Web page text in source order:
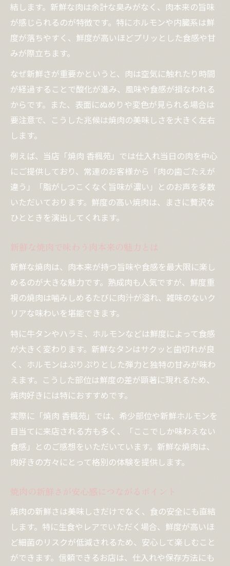
焼肉店でホルモンの鮮度を見抜く極意
曜日ごとの焼肉の仕入れ事情を解説
焼肉の新鮮さは曜日でどう変わる？
新鮮焼肉を楽しむなら仕入れ日をチェック
焼肉が新鮮な曜日とその理由を解説
曜日別に変わる焼肉の新鮮さの秘密
焼肉の新鮮さと仕入れサイクルに注目
新鮮な焼肉を選ぶためのポイント解説
焼肉店選びで重視すべき新鮮さの基準
新鮮焼肉を見抜くチェックリスト紹介
焼肉選びで押さえたい新鮮さのポイント
焼肉の新鮮さで安心して食事を楽しむ方法
新鮮焼肉を安全に味わうための心得
焼肉の新鮮さがもたらす安心ポイント
安全な新鮮焼肉を楽しむチェックポイント
食肉の仕入れと焼肉の安全性とは
焼肉の新鮮さを守る仕入れと管理の流れ
新鮮焼肉のための食肉仕入れの工夫とは
焼肉の安全性は新鮮な仕入れが決め手
食肉の新鮮さが焼肉の安全を左右する理由
焼肉の新鮮さと安全性の関係を解説
結します。新鮮な肉は余計な臭みがなく、肉本来の旨味
が感じられるのが特徴です。特にホルモンや内臓系は鮮
度が落ちやすく、鮮度が高いほどプリッとした食感や甘
みが際立ちます。
なぜ新鮮さが重要かというと、肉は空気に触れたり時間
が経過することで酸化が進み、風味や食感が損なわれる
からです。また、表面にぬめりや変色が見られる場合は
要注意で、こうした兆候は焼肉の美味しさを大きく左右
します。
例えば、当店「焼肉 香楓苑」では仕入れ当日の肉を中心
にご提供しており、常連のお客様から「肉の歯ごたえが
違う」「脂がしつこくなく旨味が濃い」とのお声を多数
いただいております。鮮度の高い焼肉は、まさに贅沢な
ひとときを演出してくれます。
新鮮な焼肉で味わう肉本来の魅力とは
新鮮な焼肉は、肉本来が持つ旨味や食感を最大限に楽し
めるのが大きな魅力です。熟成肉も人気ですが、鮮度重
視の焼肉は噛みしめるたびに肉汁が溢れ、雑味のないク
リアな味わいを堪能できます。
特に牛タンやハラミ、ホルモンなどは鮮度によって食感
が大きく変わります。新鮮なタンはサクッと歯切れが良
く、ホルモンはぷりぷりとした弾力と独特の甘みが味わ
えます。こうした部位は鮮度の差が顕著に現れるため、
焼肉好きには特におすすめです。
実際に「焼肉 香楓苑」では、希少部位や新鮮ホルモンを
目当てに来店される方も多く、「ここでしか味わえない
食感」とのご感想をいただいています。新鮮な焼肉は、
肉好きの方々にとって格別の体験を提供します。
焼肉の新鮮さが安心感につながるポイント
焼肉の新鮮さは美味しさだけでなく、食の安全にも直結
します。特に生食やレアでいただく場合、鮮度が高いほ
ど細菌のリスクが低減されるため、安心して楽しむこと
ができます。信頼できるお店は、仕入れや保存方法にも